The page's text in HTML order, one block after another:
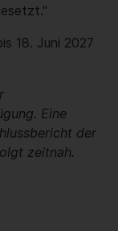
18. Juni 2027
Eine
der
zeitnah.